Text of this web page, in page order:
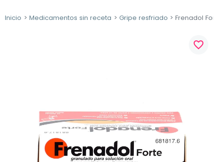
Inicio Medicamentos sin receta Gripe resfriado Frenadol
favorite_border